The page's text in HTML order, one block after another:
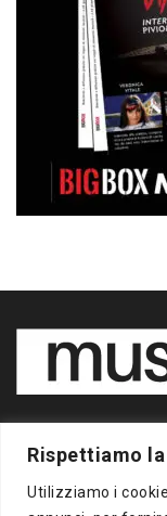
Rispettiamo
Utilizziamo i
di Piero Chianura
P.IVA 12412930963